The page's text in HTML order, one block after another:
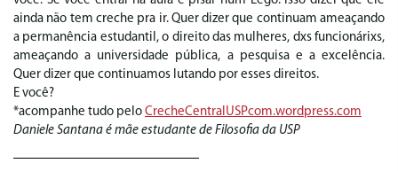
ainda não tem creche pra ir. Quer dizer que continuam ameaçando
a permanência estudantil, o direito das mulheres, dxs funcionárixs,
ameaçando a universidade pública, a pesquisa e a excelência.
Quer dizer que continuamos lutando por esses direitos.
E você?
*acompanhe tudo pelo CrecheCentralUSPcom.wordpress.com
Daniele Santana é mãe estudante de Filosofia da USP